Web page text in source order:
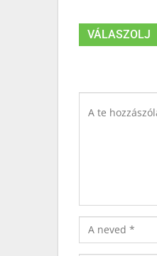
VÁLASZOLJ